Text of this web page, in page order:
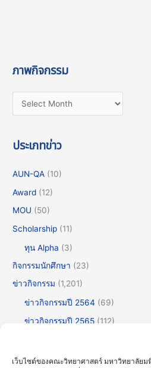
เว็บไซต์ของคณะวิทยาศาสตร์ มหาวิทยาลัยม
ภาพกิจกรรม
ประเภทข่าว
AUN-QA (10)
Award (12)
MOU (50)
Scholarship (11)
ทุน Alpha (3)
กิจกรรมนักศึกษา (23)
ข่าวกิจกรรม (1,201)
ข่าวกิจกรรมปี 2564 (69)
ข่าวกิจกรรมปี 2565 (112)
ข่าวกิจกรรมปี 2567 (252)